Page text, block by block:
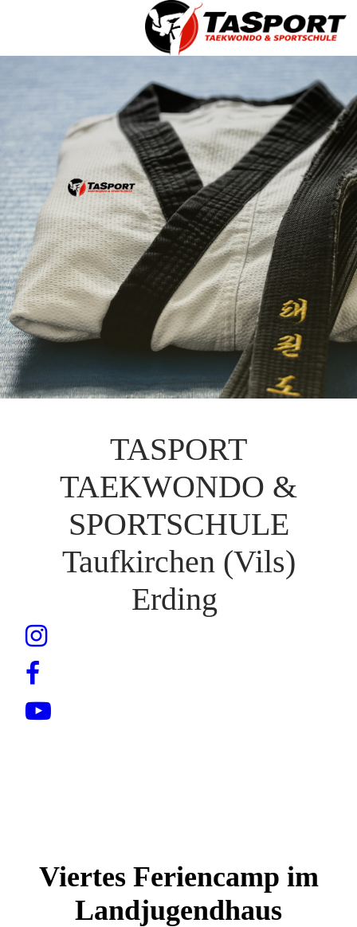
TASPORT
TAEKWONDO &
SPORTSCHULE
Taufkirchen (Vils)
Erding
Viertes Feriencamp im
Landjugendhaus